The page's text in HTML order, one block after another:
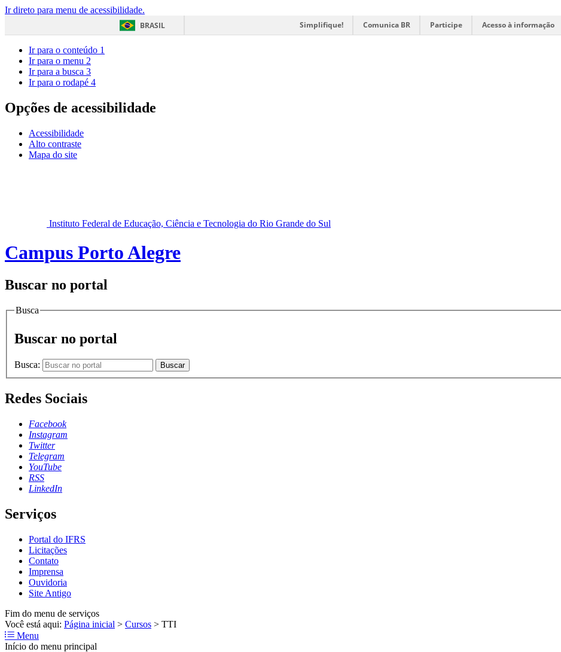
Ir direto para menu de acessibilidade.
BRASIL
Simplifique! Comunica BR Participe Acesso à informação
Ir para o conteúdo 1
Ir para o menu 2
Ir para a busca 3
Ir para o rodapé 4
Opções de acessibilidade
Acessibilidade
Alto contraste
Mapa do site
Instituto Federal de Educação, Ciência e Tecnologia do Rio Grande do Sul
Campus Porto Alegre
Buscar no portal
Busca
Buscar no portal
Busca: Buscar
Redes Sociais
Facebook
Instagram
Twitter
Telegram
YouTube
RSS
LinkedIn
Serviços
Portal do IFRS
Licitações
Contato
Imprensa
Ouvidoria
Site Antigo
Fim do menu de serviços
Você está aqui: Página inicial > Cursos > TTI
Menu
Início do menu principal